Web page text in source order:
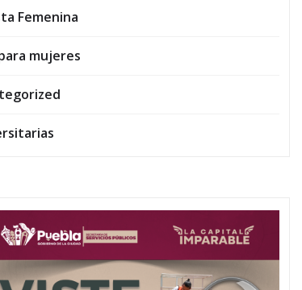
Femenina
mujeres